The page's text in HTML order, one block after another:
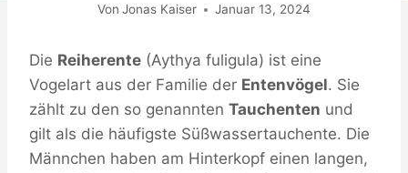
Von Jonas Kaiser Januar 13, 2024
Die Reiherente (Aythya fuligula) ist eine
Vogelart aus der Familie der Entenvögel. Sie
zählt zu den so genannten Tauchenten und
gilt als die häufigste Süßwassertauchente. Die
Männchen haben am Hinterkopf einen langen,